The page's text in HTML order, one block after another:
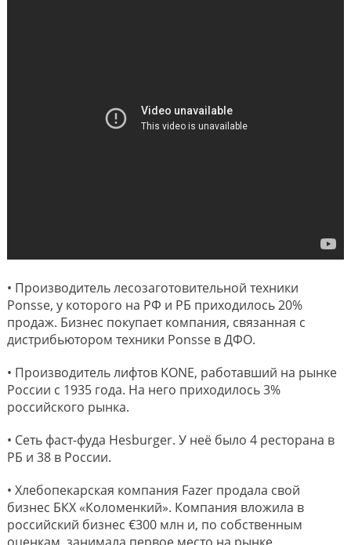
• Производитель лесозаготовительной техники
Ponsse, у которого на РФ и РБ приходилось 20%
продаж. Бизнес покупает компания, связанная с
дистрибьютором техники Ponsse в ДФО.
• Производитель лифтов KONE, работавший на рынке
России с 1935 года. На него приходилось 3%
российского рынка.
• Сеть фаст-фуда Hesburger. У неё было 4 ресторана в
РБ и 38 в России.
• Хлебопекарская компания Fazer продала свой
бизнес БКХ «Коломенкий». Компания вложила в
российский бизнес €300 млн и, по собственным